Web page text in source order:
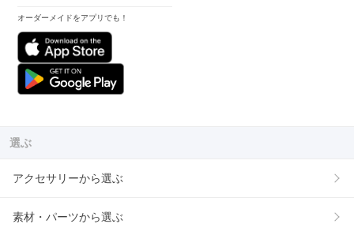
オーダーメイドをアプリでも！
選ぶ
アクセサリーから選ぶ
素材・パーツから選ぶ